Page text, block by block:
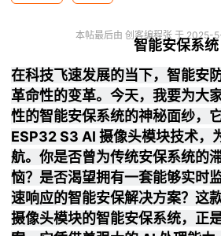
本帖最后由 创客编程张 于 2025-
智能安保系统
在科技飞速发展的当下，智能安
革命性的变革。今天，我要为大
性的智能安保系统的神秘面纱，
ESP32 S3 AI 摄像头模块技术，
航。你是否曾为传统安保系统的
恼？是否渴望拥有一套能够实时
速响应的智能安保解决方案？这
摄像头模块的智能安保系统，正